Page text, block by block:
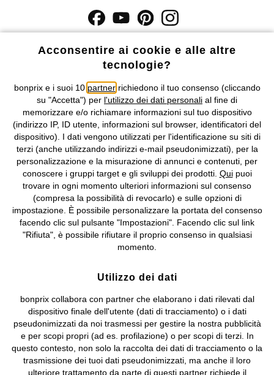
I prezzi sono IVA inclusa. Non includono
le spese di spedizione e i
costi di servizio.
Condizioni di vendita Accessibilità
Informativa privacy e cookie Gestione dei cookie
Informazioni legali Diritto di recesso
©2026 bonprix.Tutti i diritti riservati.
bonprix S.r.l. con socio unico, sede legale: via Adua 33 - 13855
Valdengo (BI) C.F. 01510910027 - P.I. 01939830020, Reg. Imprese di
Biella n. 01510910027, R.E.A. BI - 171345, N. Reg. Pile:
IT09060P00000858, N. Reg. AEE: IT08020000002105 Capitale
Sociale: euro 1.000.000 i.v, Società soggetta all'attività di direzione
e coordinamento di bonprix Beteiligungs -Verwaltungsgesellschaft
mbH.
Acconsentire ai cookie e alle altre
tecnologie?
bonprix e i suoi 10 partnerrichiedono il tuo consenso (cliccando
su "Accetta") per l'utilizzo dei dati personali al fine di
memorizzare e/o richiamare informazioni sul tuo dispositivo
(indirizzo IP, ID utente, informazioni sul browser, identificatori del
dispositivo). I dati vengono utilizzati per l'identificazione su siti di
terzi (anche utilizzando indirizzi e-mail pseudonimizzati), per la
personalizzazione e la misurazione di annunci e contenuti, per
conoscere i gruppi target e gli sviluppi dei prodotti. Quipuoi
trovare in ogni momento ulteriori informazioni sul consenso
(compresa la possibilità di revocarlo) e sulle opzioni di
impostazione. È possibile personalizzare la portata del consenso
facendo clic sul pulsante "Impostazioni". Facendo clic sul link
"Rifiuta", è possibile rifiutare il proprio consenso in qualsiasi
momento.
Utilizzo dei dati
bonprix collabora con partner che elaborano i dati rilevati dal
dispositivo finale dell'utente (dati di tracciamento) o i dati
pseudonimizzati da noi trasmessi per gestire la nostra pubblicità
e per scopi propri (ad es. profilazione) o per scopi di terzi. In
questo contesto, non solo la raccolta dei dati di tracciamento o la
trasmissione dei tuoi dati pseudonimizzati, ma anche il loro
ulteriore trattamento da parte di questi partner richiede il